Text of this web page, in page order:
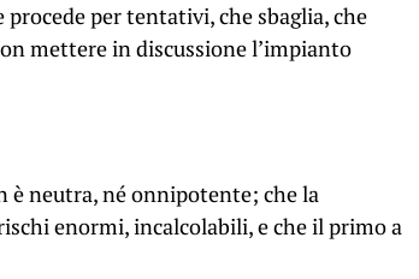
per tentativi, che sbaglia, che
mettere in discussione l’impianto
è neutra, né onnipotente; che la
enormi, incalcolabili, e che il primo a